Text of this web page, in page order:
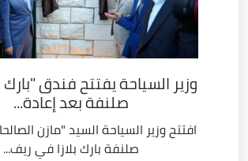
وزير السياحة يفتتح فندق
صلنفة بعد إعادة...
افتتح وزير السياحة السيد "مازن
صلنفة بارك بلازا في ريف...